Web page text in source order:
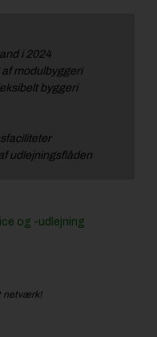
i 2024
modulbyggeri
byggeri
udlejningsflåden
og -udlejning
netværk!